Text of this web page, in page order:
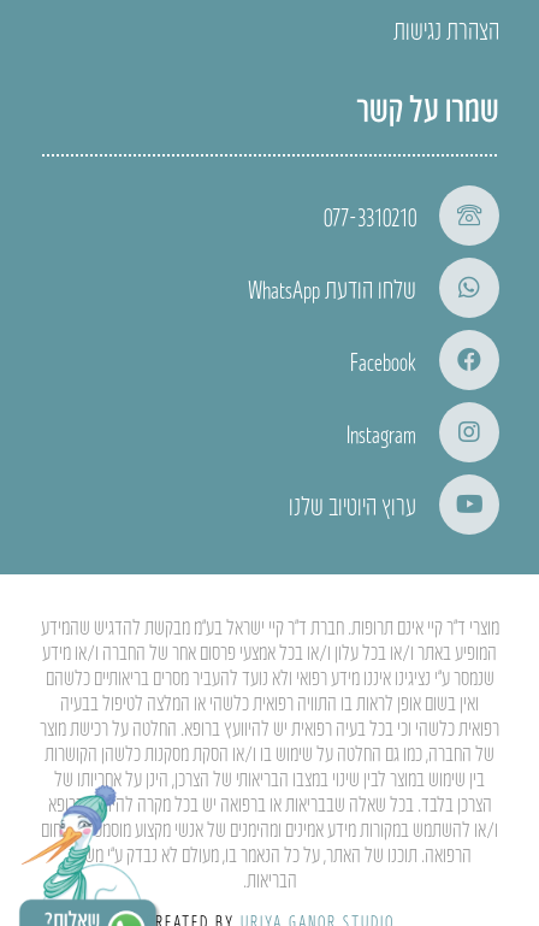
הצהרת נגישות
שמרו על קשר
077-3310210
שלחו הודעת WhatsApp
Facebook
Instagram
ערוץ היוטיוב שלנו
מוצרי ד”ר קיי אינם תרופות. חברת ד”ר קיי ישראל בע”מ מבקשת להדגיש שהמידע
המופיע באתר ו/או בכל עלון ו/או בכל אמצעי פרסום אחר של החברה ו/או מידע
שנמסר ע”י נציגינו איננו מידע רפואי ולא נועד להעביר מסרים בריאותיים כלשהם
ואין בשום אופן לראות בו התוויה רפואית כלשהי או המלצה לטיפול בבעיה
רפואית כלשהי וכי בכל בעיה רפואית יש להיוועץ ברופא. החלטה על רכישת מוצר
של החברה, כמו גם החלטה על שימוש בו ו/או הסקת מסקנות כלשהן הקושרות
בין שימוש במוצר לבין שינוי במצבו הבריאותי של הצרכן, הינן על אחריותו של
הצרכן בלבד. בכל שאלה שבבריאות או ברפואה יש בכל מקרה להיוועץ ברופא
ו/או להשתמש במקורות מידע אמינים ומהימנים של אנשי מקצוע מוסמכים בתחום
הרפואה. תוכנו של האתר, על כל הנאמר בו, מעולם לא נבדק ע”י משרד
הבריאות.
CREATED BY URIYA GANOR STUDIO